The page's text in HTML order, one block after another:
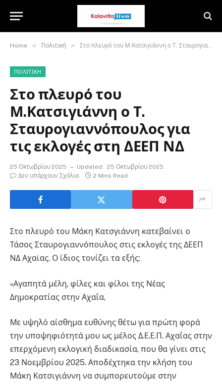
Home » Πολιτική » Στο πλευρό του Μ.Κατσιγιάννη ο Τ. Σταυρογιαννόπουλος για τις εκλογές στη ΔΕΕΠ ΝΔ
ΠΟΛΙΤΙΚΉ
Στο πλευρό του
Μ.Κατσιγιάννη ο Τ.
Σταυρογιαννόπουλος για
τις εκλογές στη ΔΕΕΠ ΝΔ
25 Οκτωβρίου 2025 Updated: 25 Οκτωβρίου 2025
Δεν υπάρχουν Σχόλια
2 Mins Read
Στο πλευρό του Μάκη Κατσγιάννη κατεβαίνει ο
Τάσος Σταυρογιαννόπουλος στις εκλογές της ΔΕΕΠ
ΝΔ Αχαϊας. Ο ίδιος τονίζει τα εξής:
«Αγαπητά μέλη, φίλες και φίλοι της Νέας
Δημοκρατίας στην Αχαΐα,
Με υψηλό αίσθημα ευθύνης θέτω για πρώτη φορά
την υποψηφιότητά μου ως μέλος Δ.Ε.Ε.Π. Αχαΐας στην
επερχόμενη εκλογική διαδικασία, που θα γίνει στις
23 Νοεμβρίου 2025. Αποδέχτηκα την κλήση του
Μάκη Κατσιγιάννη να συμπορευτούμε στην